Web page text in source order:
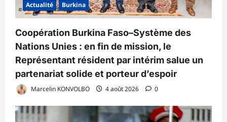
Actualité Burkina
Coopération Burkina Faso–Système des
Nations Unies : en fin de mission, le
Représentant résident par intérim salue un
partenariat solide et porteur d’espoir
Marcelin KONVOLBO 4 août 2026 0